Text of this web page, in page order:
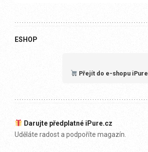
ESHOP
Přejít do e-shopu iPure
Darujte předplatné iPure.cz
Uděláte radost a podpoříte magazín.